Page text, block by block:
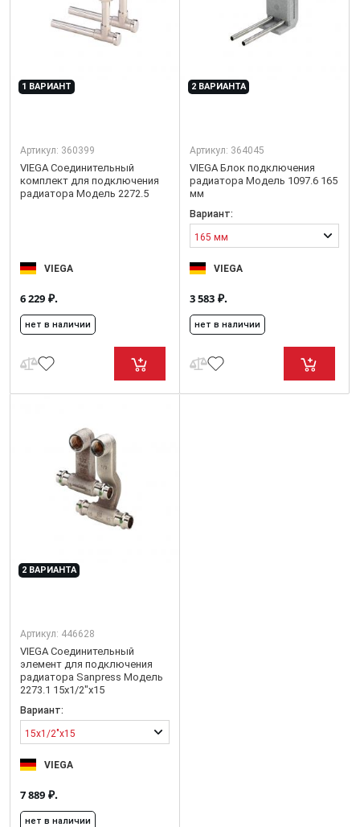
1 ВАРИАНТ
Артикул: 360399
VIEGA Соединительный
комплект для подключения
радиатора Модель 2272.5
VIEGA
6 229 ₽.
нет в наличии
2 ВАРИАНТА
Артикул: 364045
VIEGA Блок подключения
радиатора Модель 1097.6 165
мм
Вариант:
165 мм
VIEGA
3 583 ₽.
нет в наличии
2 ВАРИАНТА
Артикул: 446628
VIEGA Соединительный
элемент для подключения
радиатора Sanpress Модель
2273.1 15x1/2"x15
Вариант:
15x1/2"x15
VIEGA
7 889 ₽.
нет в наличии